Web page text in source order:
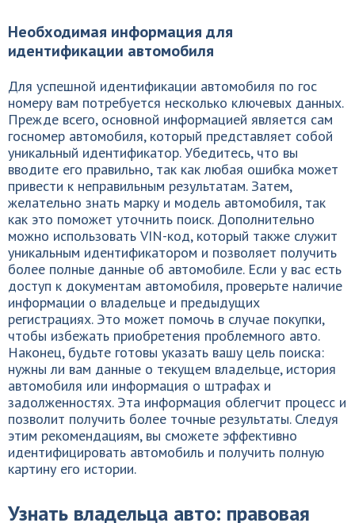
Необходимая информация для
идентификации автомобиля
Для успешной идентификации автомобиля по гос
номеру вам потребуется несколько ключевых данных.
Прежде всего, основной информацией является сам
госномер автомобиля, который представляет собой
уникальный идентификатор. Убедитесь, что вы
вводите его правильно, так как любая ошибка может
привести к неправильным результатам. Затем,
желательно знать марку и модель автомобиля, так
как это поможет уточнить поиск. Дополнительно
можно использовать VIN-код, который также служит
уникальным идентификатором и позволяет получить
более полные данные об автомобиле. Если у вас есть
доступ к документам автомобиля, проверьте наличие
информации о владельце и предыдущих
регистрациях. Это может помочь в случае покупки,
чтобы избежать приобретения проблемного авто.
Наконец, будьте готовы указать вашу цель поиска:
нужны ли вам данные о текущем владельце, история
автомобиля или информация о штрафах и
задолженностях. Эта информация облегчит процесс и
позволит получить более точные результаты. Следуя
этим рекомендациям, вы сможете эффективно
идентифицировать автомобиль и получить полную
картину его истории.
Узнать владельца авто: правовая